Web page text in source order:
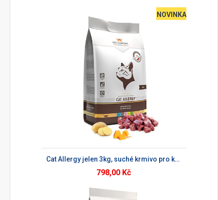
NOVINKA
Cat Allergy jelen 3kg, suché krmivo pro kočky
798,00 Kč